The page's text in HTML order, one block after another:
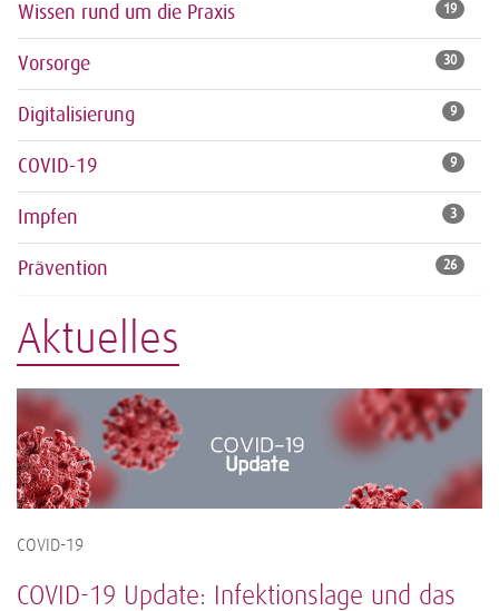
Wissen rund um die Praxis 19
Vorsorge 30
Digitalisierung 9
COVID-19 9
Impfen 3
Prävention 26
Aktuelles
COVID-19
COVID-19 Update: Infektionslage und das